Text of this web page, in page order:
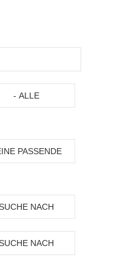
- ALLE
PASSENDE
NACH
ORT
NACH